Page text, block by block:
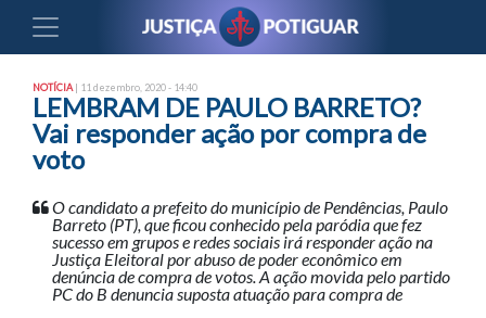
NOTÍCIA | 11 dezembro, 2020 - 14:40
LEMBRAM DE PAULO BARRETO?
Vai responder ação por compra de
voto
O candidato a prefeito do município de Pendências, Paulo
Barreto (PT), que ficou conhecido pela paródia que fez
sucesso em grupos e redes sociais irá responder ação na
Justiça Eleitoral por abuso de poder econômico em
denúncia de compra de votos. A ação movida pelo partido
PC do B denuncia suposta atuação para compra de